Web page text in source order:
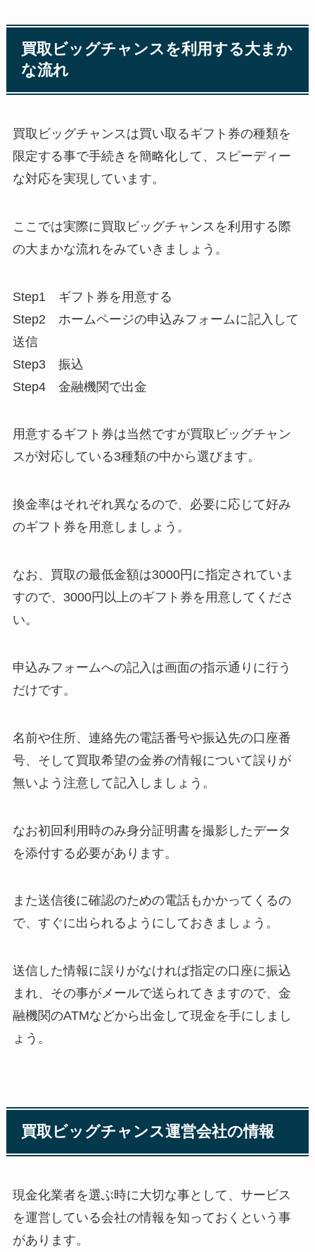
買取ビッグチャンスを利用する大まか
な流れ
買取ビッグチャンスは買い取るギフト券の種類を
限定する事で手続きを簡略化して、スピーディー
な対応を実現しています。
ここでは実際に買取ビッグチャンスを利用する際
の大まかな流れをみていきましょう。
Step1 ギフト券を用意する
Step2 ホームページの申込みフォームに記入して
送信
Step3 振込
Step4 金融機関で出金
用意するギフト券は当然ですが買取ビッグチャン
スが対応している3種類の中から選びます。
換金率はそれぞれ異なるので、必要に応じて好み
のギフト券を用意しましょう。
なお、買取の最低金額は3000円に指定されていま
すので、3000円以上のギフト券を用意してくださ
い。
申込みフォームへの記入は画面の指示通りに行う
だけです。
名前や住所、連絡先の電話番号や振込先の口座番
号、そして買取希望の金券の情報について誤りが
無いよう注意して記入しましょう。
なお初回利用時のみ身分証明書を撮影したデータ
を添付する必要があります。
また送信後に確認のための電話もかかってくるの
で、すぐに出られるようにしておきましょう。
送信した情報に誤りがなければ指定の口座に振込
まれ、その事がメールで送られてきますので、金
融機関のATMなどから出金して現金を手にしまし
ょう。
買取ビッグチャンス運営会社の情報
現金化業者を選ぶ時に大切な事として、サービス
を運営している会社の情報を知っておくという事
があります。